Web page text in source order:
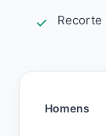
Recorte
Homens